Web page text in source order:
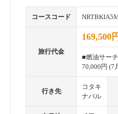
コースコード
旅行代金
169,500
■燃油サー
70,000円 (7
行き先
コタキ
ナバル